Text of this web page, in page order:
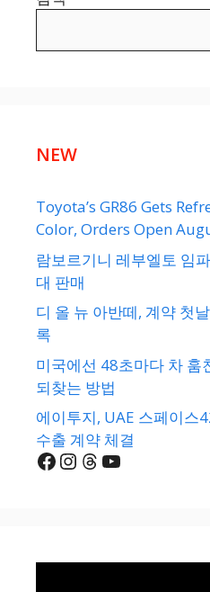
NEW
Toyota’s GR86 Gets
Color, Orders Open
람보르기니 레부엘토 임
대 판매
디 올 뉴 아반떼, 계약 첫
록
미국에선 48초마다 차 훔
되찾는 방법
에이투지, UAE 스페이스
수출 계약 체결
Facebook
Instagram
Threads
YouTube